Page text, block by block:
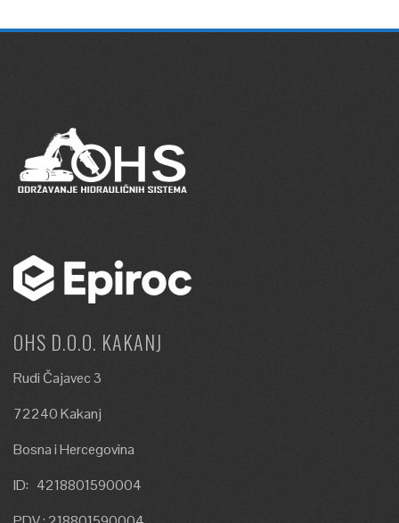
OHS D.O.O. KAKANJ
Rudi Čajavec 3
72240 Kakanj
Bosna i Hercegovina
ID: 4218801590004